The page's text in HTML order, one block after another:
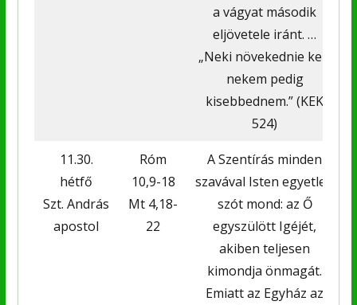
a vágyat második
eljövetele iránt. …
„Neki növekednie kell,
nekem pedig
kisebbednem.” (KEK
524)
11.30.
hétfő
Szt. András
apostol
Róm
10,9-18
Mt 4,18-
22
A Szentírás minden
szavával Isten egyetlen
szót mond: az Ő
egyszülött Igéjét,
akiben teljesen
kimondja önmagát.
Emiatt az Egyház az